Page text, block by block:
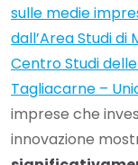
sulle medie
dall’Area Studi
Centro Studi
Tagliacarne –
imprese che
innovazione